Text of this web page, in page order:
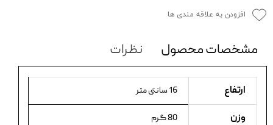
افزودن به علاقه مندی ها
مشخصات محصول نظرات
ارتفاع 16 سانتی متر
وزن 80 گرم